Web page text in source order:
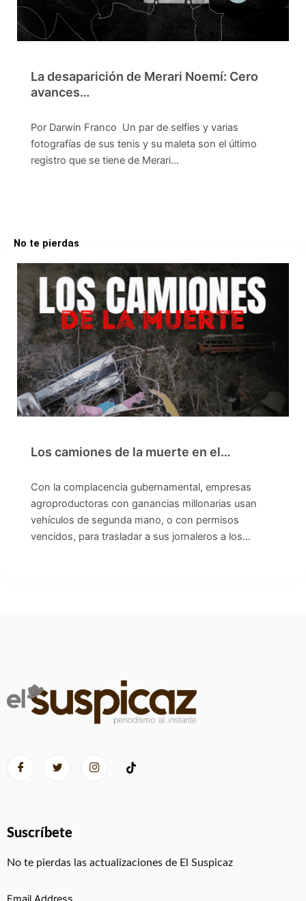
La desaparición de Merari Noemí: Cero
avances…
Por Darwin Franco Un par de selfies y varias
fotografías de sus tenis y su maleta son el último
registro que se tiene de Merari…
No te pierdas
Los camiones de la muerte en el…
Con la complacencia gubernamental, empresas
agroproductoras con ganancias millonarias usan
vehículos de segunda mano, o con permisos
vencidos, para trasladar a sus jornaleros a los…
Suscríbete
No te pierdas las actualizaciones de El Suspicaz